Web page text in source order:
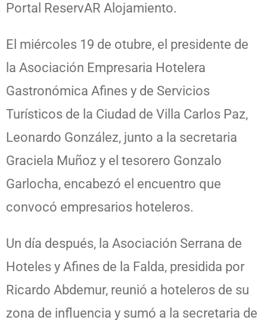
Portal ReservAR Alojamiento.
El miércoles 19 de otubre, el presidente de
la Asociación Empresaria Hotelera
Gastronómica Afines y de Servicios
Turísticos de la Ciudad de Villa Carlos Paz,
Leonardo González, junto a la secretaria
Graciela Muñoz y el tesorero Gonzalo
Garlocha, encabezó el encuentro que
convocó empresarios hoteleros.
Un día después, la Asociación Serrana de
Hoteles y Afines de la Falda, presidida por
Ricardo Abdemur, reunió a hoteleros de su
zona de influencia y sumó a la secretaria de